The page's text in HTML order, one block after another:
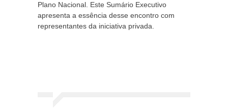
Plano Nacional. Este Sumário Executivo
apresenta a essência desse encontro com
representantes da iniciativa privada.